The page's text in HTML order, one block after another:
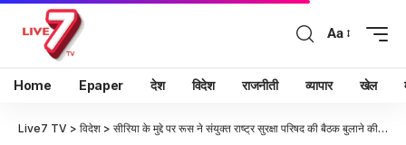
Aa
Home Epaper देश विदेश राजनीती व्यापार खेल
Live7 TV > विदेश > सीरिया के मुद्दे पर रूस ने संयुक्त राष्ट्र सुरक्षा परिषद की बैठक बुलाने की मांग की